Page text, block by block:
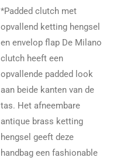
*Padded clutch met
opvallend ketting hengsel
en envelop flap De Milano
clutch heeft een
opvallende padded look
aan beide kanten van de
tas. Het afneembare
antique brass ketting
hengsel geeft deze
handbag een fashionable